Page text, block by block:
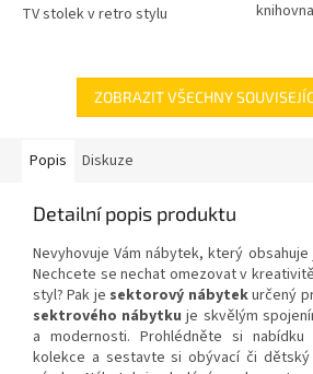
TV stolek v retro stylu
ZOBRAZIT VŠECHNY
Popis Diskuze
Detailní popis produktu
Nevyhovuje Vám nábytek, který
Nechcete se nechat omezovat v
styl? Pak je sektorový nábytekurčený
sektrového nábytkuje skvělým
a modernosti. Prohlédněte si
kolekce a sestavte si obývací či